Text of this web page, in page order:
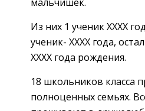
Из них 1 ученик ХХХХ
ученик- ХХХХ года,
ХХХХ года рождения.
18 школьников класса
полноценных семьях.